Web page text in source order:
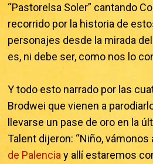
“Pastorelsa Soler” cantando
recorrido por la historia de
personajes desde la mirada
es, ni debe ser, como nos lo
Y todo esto narrado por las
Brodwei que vienen a
llevarse un pase de oro en la
Talent dijeron: “Niño, vámonos
de Palencia y allí estaremos